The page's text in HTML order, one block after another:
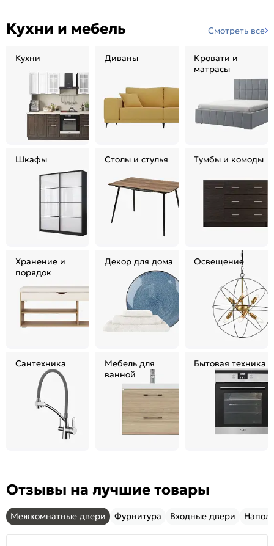
Кухни и мебель Смотреть все
Кухни Диваны
Кровати и
матрасы
Шкафы Столы и стулья Тумбы и комоды
Хранение и
порядок
Декор для дома Освещение
Сантехника
Мебель для
ванной
Бытовая техника
Отзывы на лучшие товары
Межкомнатные двери Фурнитура Входные двери